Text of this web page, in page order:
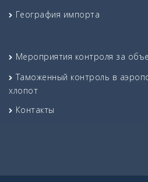
География импорта
Мероприятия контроля за
Таможенный контроль в
хлопот
Контакты